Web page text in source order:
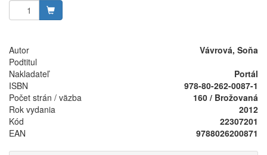
Autor
Vávrová, Soňa
Podtitul
Nakladateľ
Portál
ISBN
978-80-262-0087-1
Počet strán / väzba
160 / Brožovaná
Rok vydania
2012
Kód
22307201
EAN
9788026200871